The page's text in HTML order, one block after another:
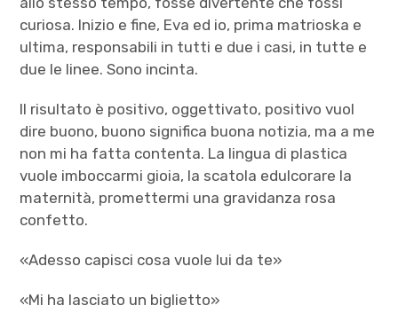
curiosa. Inizio e fine, Eva ed io, prima matrioska e
ultima, responsabili in tutti e due i casi, in tutte e
due le linee. Sono incinta.
Il risultato è positivo, oggettivato, positivo vuol
dire buono, buono significa buona notizia, ma a me
non mi ha fatta contenta. La lingua di plastica
vuole imboccarmi gioia, la scatola edulcorare la
maternità, promettermi una gravidanza rosa
confetto.
«Adesso capisci cosa vuole lui da te»
«Mi ha lasciato un biglietto»